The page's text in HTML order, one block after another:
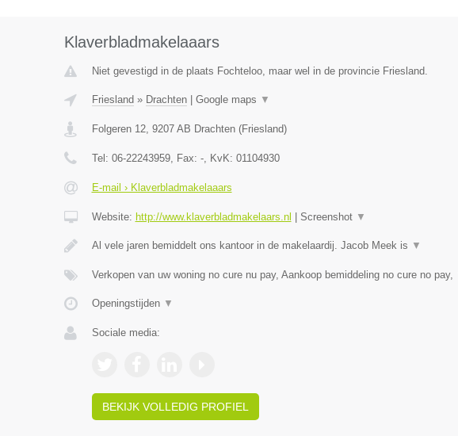
Klaverbladmakelaaars
Niet gevestigd in de plaats Fochteloo, maar wel in de provincie Friesland.
Friesland » Drachten| Google maps ▼
Folgeren 12, 9207 AB Drachten(Friesland)
Tel: 06-22243959, Fax: -, KvK: 01104930
E-mail › Klaverbladmakelaaars
Website: http://www.klaverbladmakelaars.nl Screenshot ▼
Al vele jaren bemiddelt ons kantoor in de makelaardij. Jacob Meek is ▼
Verkopen van uw woning no cure nu pay, Aankoop bemiddeling no cure no pay,
Openingstijden ▼
Sociale media:
BEKIJK VOLLEDIG PROFIEL